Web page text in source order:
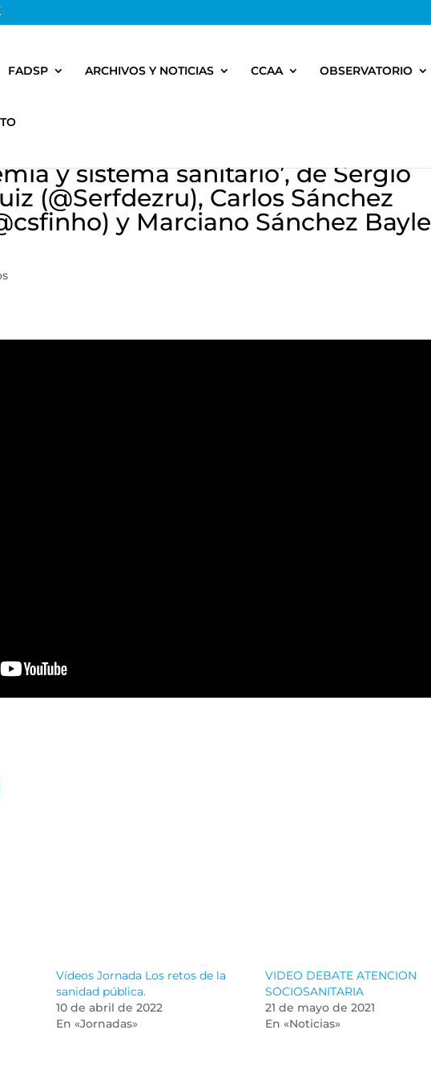
FADSP ARCHIVOS Y NOTICIAS CCAA OBSERVATORIO
y sistema sanitario’, de Sergio
(@Serfdezru), Carlos Sánchez
y Marciano Sánchez Bayle
Vídeos Jornada Los retos de la
sanidad pública.
10 de abril de 2022
En «Jornadas»
VIDEO DEBATE ATENCION
SOCIOSANITARIA
21 de mayo de 2021
En «Noticias»